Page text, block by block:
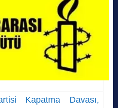
Kapatma Davası,